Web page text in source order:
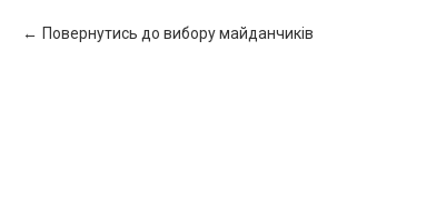
Повернутись до вибору майданчиків